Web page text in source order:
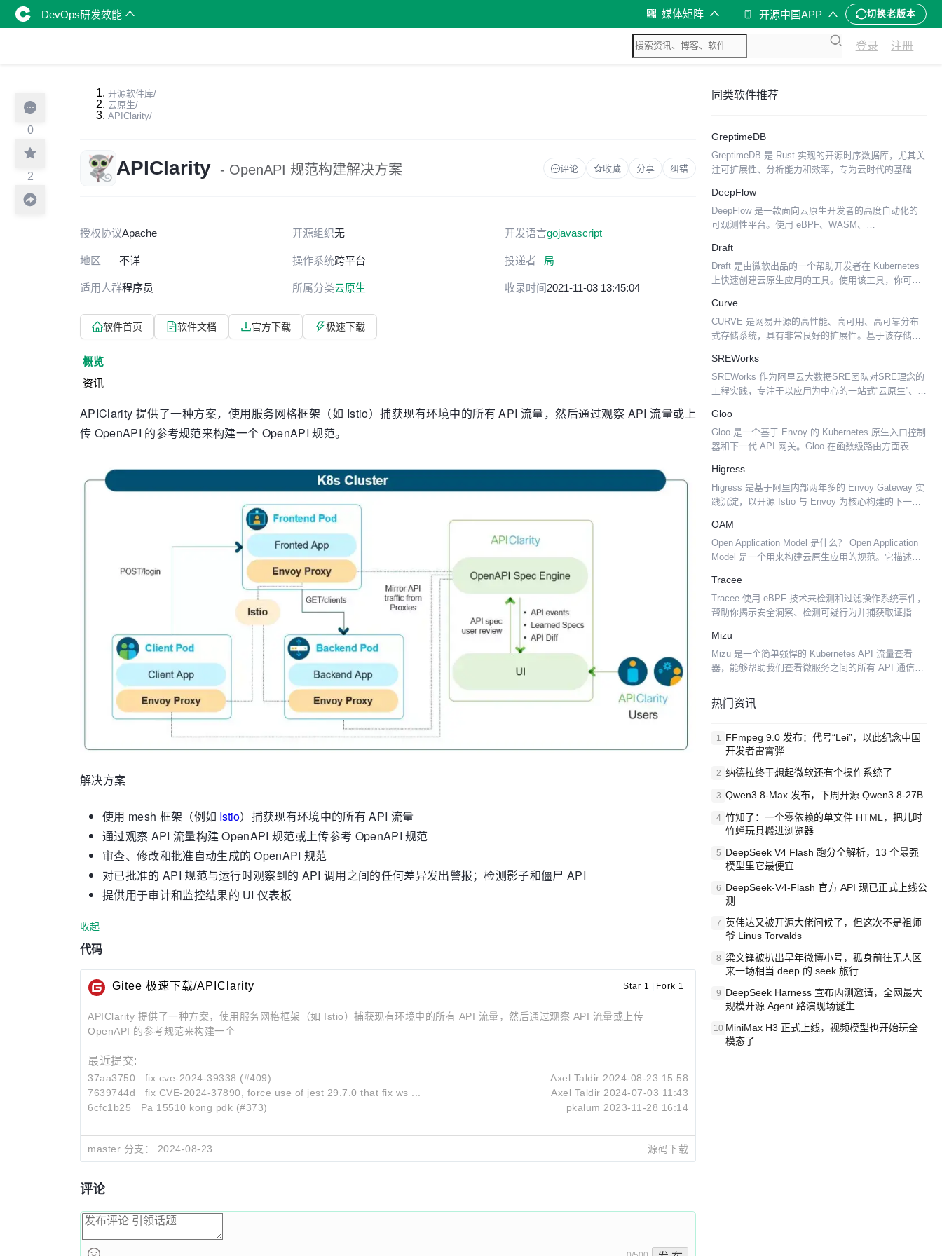
DevOps研发效能 媒体矩阵 开源中国APP 切换老版本
登录 注册
0
2
开源软件库/
云原生/
APIClarity/
APIClarity - OpenAPI 规范构建解决方案 评论 收藏 分享 纠错
授权协议Apache 开源组织无 开发语言gojavascript
地区 不详 操作系统跨平台 投递者 局
适用人群程序员 所属分类云原生 收录时间2021-11-03 13:45:04
软件首页 软件文档 官方下载 极速下载
概览
资讯
APIClarity 提供了一种方案，使用服务网格框架（如 Istio）捕获现有环境中的所有 API 流量，然后通过观察 API 流量或上
传 OpenAPI 的参考规范来构建一个 OpenAPI 规范。
解决方案
使用 mesh 框架（例如 Istio）捕获现有环境中的所有 API 流量
通过观察 API 流量构建 OpenAPI 规范或上传参考 OpenAPI 规范
审查、修改和批准自动生成的 OpenAPI 规范
对已批准的 API 规范与运行时观察到的 API 调用之间的任何差异发出警报；检测影子和僵尸 API
提供用于审计和监控结果的 UI 仪表板
收起
代码
Gitee 极速下载/APIClarity Star 1 Fork 1
APIClarity 提供了一种方案，使用服务网格框架（如 Istio）捕获现有环境中的所有 API 流量，然后通过观察 API 流量或上传
OpenAPI 的参考规范来构建一个
最近提交:
37aa3750 fix cve-2024-39338 (#409) Axel Taldir 2024-08-23 15:58
7639744d
fix CVE-2024-37890, force use of jest 29.7.0 that fix ws ... Axel Taldir 2024-07-03 11:43
6cfc1b25
Pa 15510 kong pdk (#373) pkalum 2023-11-28 16:14
master 分支： 2024-08-23 源码下载
评论
同类软件推荐
GreptimeDB
GreptimeDB 是 Rust 实现的开源时序数据库，尤其关
注可扩展性、分析能力和效率，专为云时代的基础设
版 binary，为集群用户提供透明的体...
DeepFlow
DeepFlow 是一款面向云原生开发者的高度自动化的
可观测性平台。使用 eBPF、WASM、
AutoTracing、AutoMe...
Draft
Draft 是由微软出品的一个帮助开发者在 Kubernetes
上快速创建云原生应用的工具。使用该工具，你可以
自己的云上应用。
Curve
CURVE 是网易开源的高性能、高可用、高可靠分布
式存储系统，具有非常良好的扩展性。基于该存储底
储、对象存储、云原生数据库等。CURVE 的设计开
发始终围...
SREWorks
SREWorks 作为阿里云大数据SRE团队对SRE理念的
工程实践，专注于以应用为中心的一站式“云原生”、
理及运维开发两大核心能力，帮助企业实现...
Gloo
Gloo 是一个基于 Envoy 的 Kubernetes 原生入口控制
器和下一代 API 网关。Gloo 在函数级路由方面表现卓
Gloo 设计...
Higress
Higress 是基于阿里内部两年多的 Envoy Gateway 实
践沉淀，以开源 Istio 与 Envoy 为核心构建的下一代
关、微服务网关...
OAM
Open Application Model 是什么？ Open Application
Model 是一个用来构建云原生应用的规范。它描述了
应用程序操作...
Tracee
Tracee 使用 eBPF 技术来检测和过滤操作系统事件，
帮助你揭示安全洞察、检测可疑行为并捕获取证指
全和取证工具。它使用 eBPF 在...
Mizu
Mizu 是一个简单强悍的 Kubernetes API 流量查看
器，能够帮助我们查看微服务之间的所有 API 通信，
Chrome Dev Too...
热门资讯
1 FFmpeg 9.0 发布：代号“Lei”，以此纪念中国
开发者雷霄骅
2 纳德拉终于想起微软还有个操作系统了
3 Qwen3.8-Max 发布，下周开源 Qwen3.8-27B
4 竹知了：一个零依赖的单文件 HTML，把儿时
竹蝉玩具搬进浏览器
5 DeepSeek V4 Flash 跑分全解析，13 个最强
模型里它最便宜
6 DeepSeek-V4-Flash 官方 API 现已正式上线公
测
7 英伟达又被开源大佬问候了，但这次不是祖师
爷 Linus Torvalds
8 梁文锋被扒出早年微博小号，孤身前往无人区
来一场相当 deep 的 seek 旅行
9 DeepSeek Harness 宣布内测邀请，全网最大
规模开源 Agent 路演现场诞生
10 MiniMax H3 正式上线，视频模型也开始玩全
模态了